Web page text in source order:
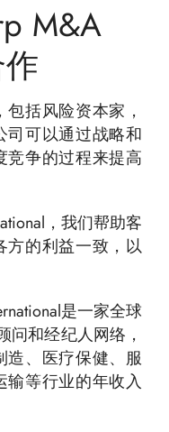
M&A
括风险资本家，
司可以通过战略和
竞争的过程来提高
，我们帮助客
方的利益一致，以
是一家全球
问和经纪人网络，
造、医疗保健、服
输等行业的年收入